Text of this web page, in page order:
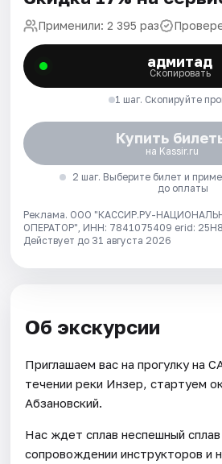
Применили: 2 395 раз
адмитад
Скопировать
1 шаг. Скопируйте
Купить
на Kassir.ru
2 шаг. Выберите билет и
до оплаты
Реклама. ООО "КАССИР.РУ-
ОПЕРАТОР", ИНН: 7841075409 erid:
Действует до 31 августа 2026
Об экскурсии
Приглашаем вас на прогулку на
течении реки Инзер, стартуем
Абзановский.
Нас ждет сплав неспешный
сопровождении инструкторов и